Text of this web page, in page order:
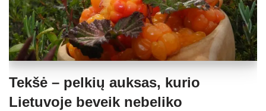
Tekšė – pelkių auksas, kurio
Lietuvoje beveik nebeliko